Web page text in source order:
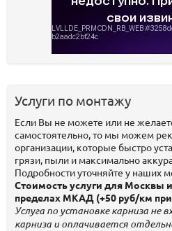
Услуги по монтажу
Если Вы не можете или не
самостоятельно, то мы можем
организации, которые быстро
грязи, пыли и максимально
Подробности уточняйте у наших
Стоимость услуги для Москвы
пределах МКАД (+50 руб/км
Услуга по установке карниза не
карниза и оплачивается